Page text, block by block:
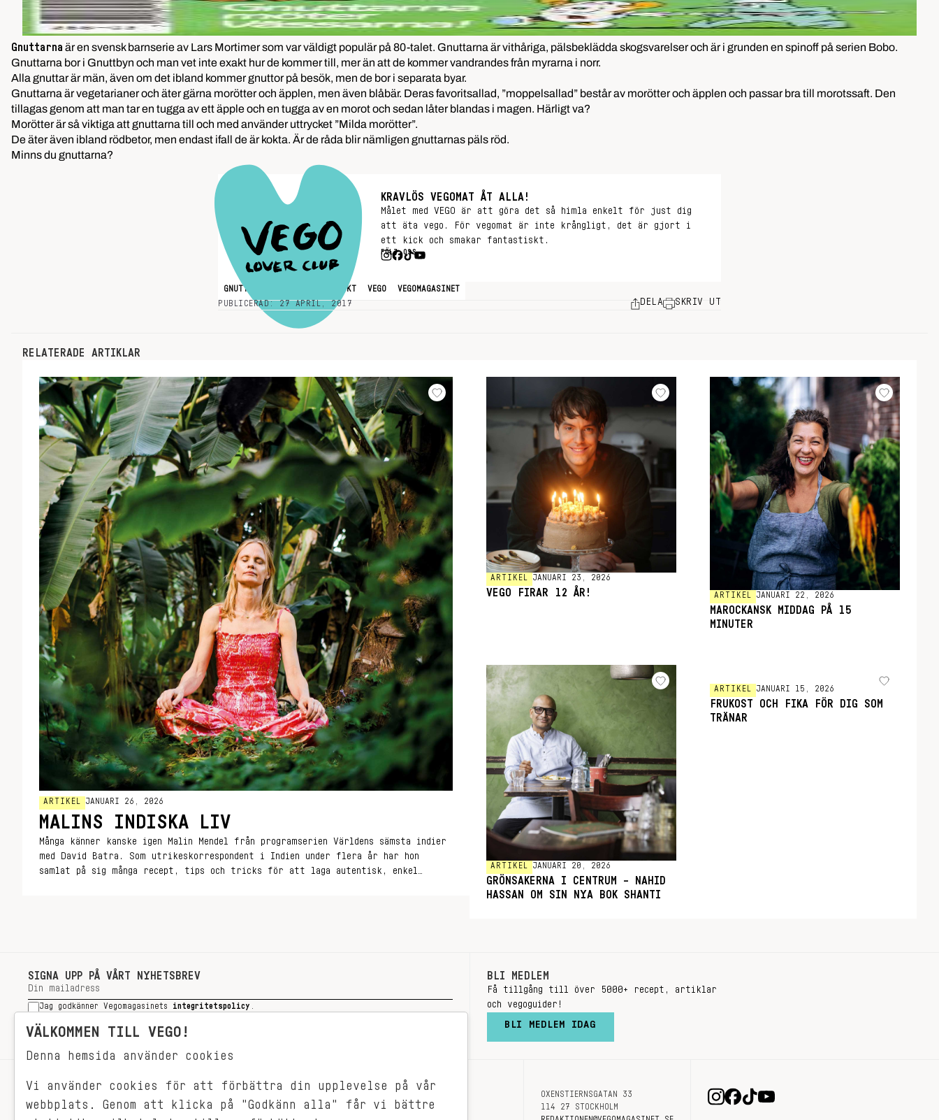
Gnuttarna är en svensk barnserie av Lars Mortimer som var väldigt populär på 80-talet. Gnuttarna är vithåriga, pälsbeklädda skogsvarelser och är i grunden en spinoff på serien Bobo.
Gnuttarna bor i Gnuttbyn och man vet inte exakt hur de kommer till, mer än att de kommer vandrandes från myrarna i norr.
Alla gnuttar är män, även om det ibland kommer gnuttor på besök, men de bor i separata byar.
Gnuttarna är vegetarianer och äter gärna morötter och äpplen, men även blåbär. Deras favoritsallad, ”moppelsallad” består av morötter och äpplen och passar bra till morotssaft. Den
tillagas genom att man tar en tugga av ett äpple och en tugga av en morot och sedan låter blandas i magen. Härligt va?
Morötter är så viktiga att gnuttarna till och med använder uttrycket ”Milda morötter”.
De äter även ibland rödbetor, men endast ifall de är kokta. Är de råda blir nämligen gnuttarnas päls röd.
Minns du gnuttarna?
KRAVLÖS VEGOMAT ÅT ALLA!
Målet med VEGO är att göra det så himla enkelt för just dig
att äta vego. För vegomat är inte krångligt, det är gjort i
ett kick och smakar fantastiskt.
FÖLJ OSS
GNUTTAR VEGETARISKT VEGO
VEGOMAGASINET
PUBLICERAD: 27 APRIL, 2017
DELA SKRIV UT
RELATERADE ARTIKLAR
ARTIKEL JANUARI 26, 2026
MALINS INDISKA LIV
Många känner kanske igen Malin Mendel från programserien Världens sämsta indier
med David Batra. Som utrikeskorrespondent i Indien under flera år har hon
samlat på sig många recept, tips och tricks för att laga autentisk, enkel
ARTIKEL JANUARI 23, 2026
VEGO FIRAR 12 ÅR! ARTIKEL JANUARI 22, 2026
MAROCKANSK MIDDAG PÅ 15
MINUTER
ARTIKEL JANUARI 20, 2026
GRÖNSAKERNA I CENTRUM – NAHID
HASSAN OM SIN NYA BOK SHANTI
ARTIKEL JANUARI 15, 2026
FRUKOST OCH FIKA FÖR DIG SOM
TRÄNAR
SIGNA UPP PÅ VÅRT NYHETSBREV
Jag godkänner Vegomagasinets integritetspolicy
SIGNA UPP
BLI MEDLEM
Få tillgång till över 5000+ recept, artiklar
och vegoguider!
BLI MEDLEM IDAG
RECEPT OM OSS
OXENSTIERNSGATAN 33
114 27 STOCKHOLM
VÄLKOMMEN TILL VEGO!
Denna hemsida använder cookies
Vi använder cookies för att förbättra din upplevelse på vår
webbplats. Genom att klicka på "Godkänn alla" får vi bättre